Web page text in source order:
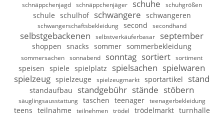
schnäppchenjagd schnäppchenjäger schuhe schuhgrößen
schule schulhof schwangere schwangeren
schwangerschaftsbekleidung second secondhand
selbstgebackenen selbstverkäuferbasar september
shoppen snacks sommer sommerbekleidung
sommersachen sonnabend sonntag sortiert sortiment
speisen spiele spielplatz spielsachen spielwaren
spielzeug spielzeuge spielzeugmarkt sportartikel stand
standaufbau standgebühr stände stöbern
säuglingsausstattung taschen teenager teenagerbekleidung
teens teilnahme teilnehmen trödel trödelmarkt turnhalle